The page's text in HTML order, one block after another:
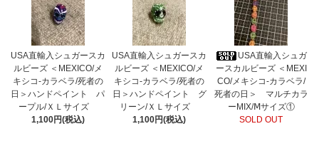
USA直輸入シュガースカ
ルビーズ ＜MEXICO/メ
キシコ-カラベラ/死者の
日＞ハンドペイント パ
ープル/ＸＬサイズ
1,100円(税込)
USA直輸入シュガースカ
ルビーズ ＜MEXICO/メ
キシコ-カラベラ/死者の
日＞ハンドペイント グ
リーン/ＸＬサイズ
1,100円(税込)
USA直輸入シュガ
ースカルビーズ ＜MEXI
CO/メキシコ-カラベラ/
死者の日＞ マルチカラ
ーMIX/Ⅿサイズ①
SOLD OUT